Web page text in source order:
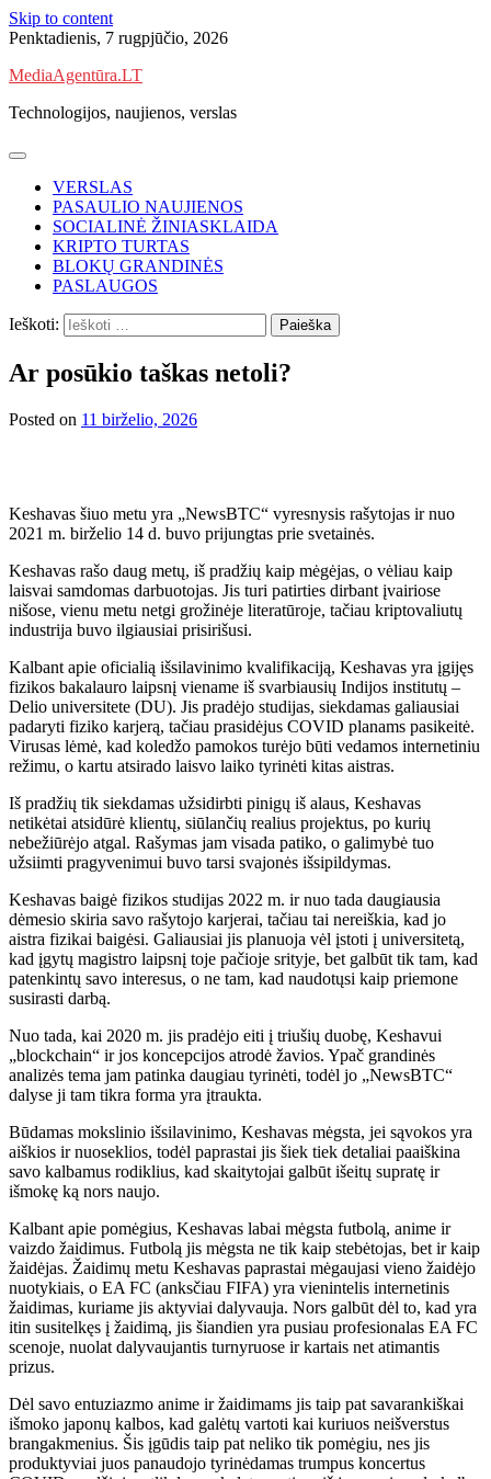
Skip to content
Penktadienis, 7 rugpjūčio, 2026
MediaAgentūra.LT
Technologijos, naujienos, verslas
VERSLAS
PASAULIO NAUJIENOS
SOCIALINĖ ŽINIASKLAIDA
KRIPTO TURTAS
BLOKŲ GRANDINĖS
PASLAUGOS
Ieškoti:
Ar posūkio taškas netoli?
Posted on 11 birželio, 2026
Keshavas šiuo metu yra „NewsBTC“ vyresnysis rašytojas ir nuo
2021 m. birželio 14 d. buvo prijungtas prie svetainės.
Keshavas rašo daug metų, iš pradžių kaip mėgėjas, o vėliau kaip
laisvai samdomas darbuotojas. Jis turi patirties dirbant įvairiose
nišose, vienu metu netgi grožinėje literatūroje, tačiau kriptovaliutų
industrija buvo ilgiausiai prisirišusi.
Kalbant apie oficialią išsilavinimo kvalifikaciją, Keshavas yra įgijęs
fizikos bakalauro laipsnį viename iš svarbiausių Indijos institutų –
Delio universitete (DU). Jis pradėjo studijas, siekdamas galiausiai
padaryti fiziko karjerą, tačiau prasidėjus COVID planams pasikeitė.
Virusas lėmė, kad koledžo pamokos turėjo būti vedamos internetiniu
režimu, o kartu atsirado laisvo laiko tyrinėti kitas aistras.
Iš pradžių tik siekdamas užsidirbti pinigų iš alaus, Keshavas
netikėtai atsidūrė klientų, siūlančių realius projektus, po kurių
nebežiūrėjo atgal. Rašymas jam visada patiko, o galimybė tuo
užsiimti pragyvenimui buvo tarsi svajonės išsipildymas.
Keshavas baigė fizikos studijas 2022 m. ir nuo tada daugiausia
dėmesio skiria savo rašytojo karjerai, tačiau tai nereiškia, kad jo
aistra fizikai baigėsi. Galiausiai jis planuoja vėl įstoti į universitetą,
kad įgytų magistro laipsnį toje pačioje srityje, bet galbūt tik tam, kad
patenkintų savo interesus, o ne tam, kad naudotųsi kaip priemone
susirasti darbą.
Nuo tada, kai 2020 m. jis pradėjo eiti į triušių duobę, Keshavui
„blockchain“ ir jos koncepcijos atrodė žavios. Ypač grandinės
analizės tema jam patinka daugiau tyrinėti, todėl jo „NewsBTC“
dalyse ji tam tikra forma yra įtraukta.
Būdamas mokslinio išsilavinimo, Keshavas mėgsta, jei sąvokos yra
aiškios ir nuoseklios, todėl paprastai jis šiek tiek detaliai paaiškina
savo kalbamus rodiklius, kad skaitytojai galbūt išeitų supratę ir
išmokę ką nors naujo.
Kalbant apie pomėgius, Keshavas labai mėgsta futbolą, anime ir
vaizdo žaidimus. Futbolą jis mėgsta ne tik kaip stebėtojas, bet ir kaip
žaidėjas. Žaidimų metu Keshavas paprastai mėgaujasi vieno žaidėjo
nuotykiais, o EA FC (anksčiau FIFA) yra vienintelis internetinis
žaidimas, kuriame jis aktyviai dalyvauja. Nors galbūt dėl ​​to, kad yra
itin susitelkęs į žaidimą, jis šiandien yra pusiau profesionalas EA FC
scenoje, nuolat dalyvaujantis turnyruose ir kartais net atimantis
prizus.
Dėl savo entuziazmo anime ir žaidimams jis taip pat savarankiškai
išmoko japonų kalbos, kad galėtų vartoti kai kuriuos neišverstus
brangakmenius. Šis įgūdis taip pat neliko tik pomėgiu, nes jis
produktyviai juos panaudojo tyrinėdamas trumpus koncertus